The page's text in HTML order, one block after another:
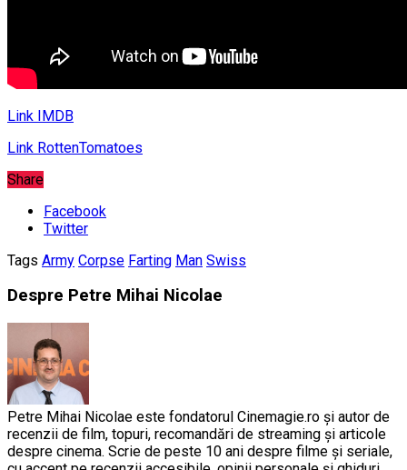
Link IMDB
Link RottenTomatoes
Share
Facebook
Twitter
Tags Army Corpse Farting Man Swiss
Despre Petre Mihai Nicolae
Petre Mihai Nicolae este fondatorul Cinemagie.ro și autor de
recenzii de film, topuri, recomandări de streaming și articole
despre cinema. Scrie de peste 10 ani despre filme și seriale,